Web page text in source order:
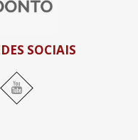
SOCIAIS
YouTube